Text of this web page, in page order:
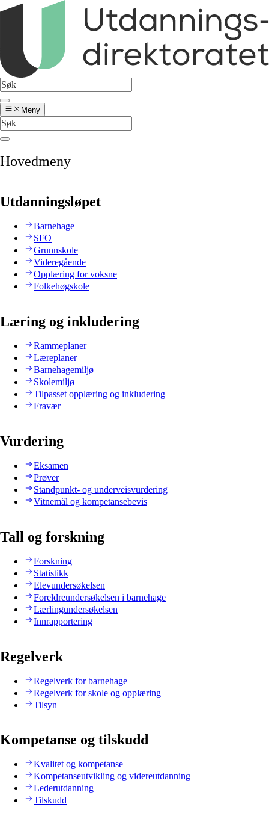
Meny
Hovedmeny
Utdanningsløpet
Barnehage
SFO
Grunnskole
Videregående
Opplæring for voksne
Folkehøgskole
Læring og inkludering
Rammeplaner
Læreplaner
Barnehagemiljø
Skolemiljø
Tilpasset opplæring og inkludering
Fravær
Vurdering
Eksamen
Prøver
Standpunkt- og underveisvurdering
Vitnemål og kompetansebevis
Tall og forskning
Forskning
Statistikk
Elevundersøkelsen
Foreldreundersøkelsen i barnehage
Lærlingundersøkelsen
Innrapportering
Regelverk
Regelverk for barnehage
Regelverk for skole og opplæring
Tilsyn
Kompetanse og tilskudd
Kvalitet og kompetanse
Kompetanseutvikling og videreutdanning
Lederutdanning
Tilskudd